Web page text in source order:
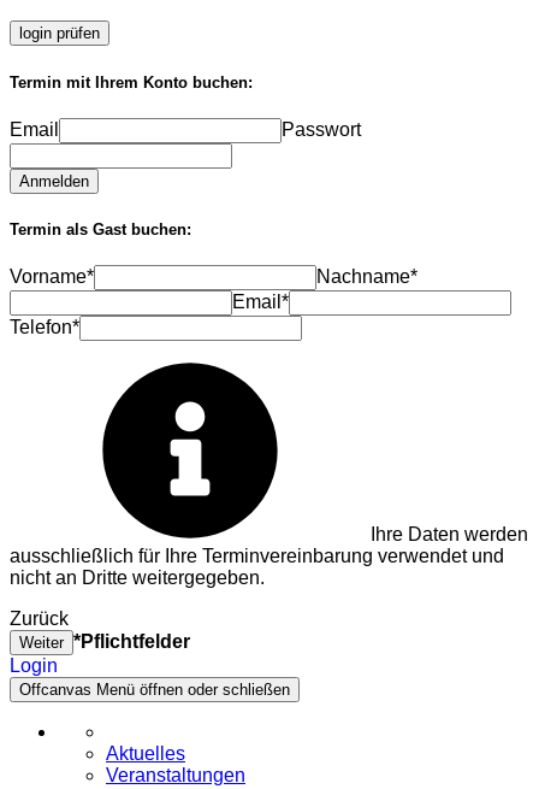
login prüfen
Termin mit Ihrem Konto buchen:
Email Passwort
Anmelden
Termin als Gast buchen:
Vorname*
Nachname*
Email*
Telefon*
Ihre Daten werden
ausschließlich für Ihre Terminvereinbarung verwendet und
nicht an Dritte weitergegeben.
Zurück
Weiter *Pflichtfelder
Login
Offcanvas Menü öffnen oder schließen
Aktuelles
Veranstaltungen